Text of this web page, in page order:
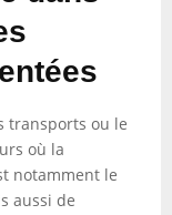
transports ou le
où la
notamment le
aussi de